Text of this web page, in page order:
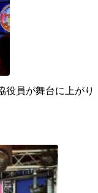
役員が舞台に上がり